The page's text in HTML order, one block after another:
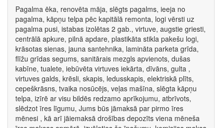
Pagalma ēka, renovēta māja, slēgts pagalms, ieeja no
pagalma, kāpņu telpa pēc kapitālā remonta, logi vērsti uz
pagalma pusi, istabas izolētas 2 gab., virtuve, augstie griesti,
centrālā apkure, pilnā apdare, plastikāta stikla pakešu logi,
krāsotas sienas, jauna santehnika, lamināta parketa grīda,
flīžu grīdas segums, sanitārais mezgls apvienots, dušas
kabīne, tualete, iebūvēta virtuves iekārta, dīvāns, gulta ,
virtuves galds, krēsli, skapis, ledusskapis, elektriskā plīts,
cepeškrāsns, tvaika nosūcējs, veļas mašīna, slēgta kāpņu
telpa, izīrē ar visu bildēs redzamo aprīkojumu, atbrīvots,
slēdzot īres līgumu, Jums būs jāmaksā par pirmo īres
mēnesi , kā arī jāiemaksā drošības depozīts viena mēneša